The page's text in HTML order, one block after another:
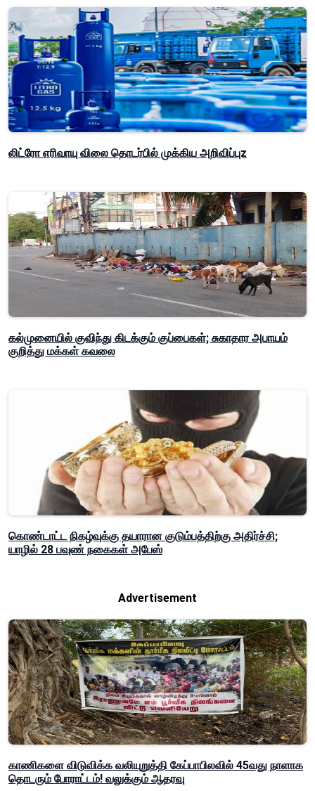
லிட்ரோ எரிவாயு விலை தொடர்பில் முக்கிய அறிவிப்புz
கல்முனையில் குவிந்து கிடக்கும் குப்பைகள்; சுகாதார அபாயம்
குறித்து மக்கள் கவலை
கொண்டாட்ட நிகழ்வுக்கு தயாரான குடும்பத்திற்கு அதிர்ச்சி;
யாழில் 28 பவுண் நகைகள் அபேஸ்
Advertisement
காணிகளை விடுவிக்க வலியுறுத்தி கேப்பாபிலவில் 45வது நாளாக
தொடரும் போராட்டம்! வலுக்கும் ஆதரவு